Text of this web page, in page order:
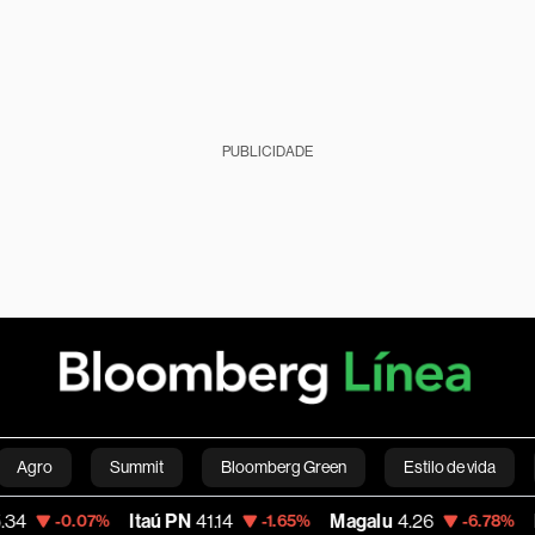
PUBLICIDADE
Agro Summit Bloomberg Green Estilo de vida
pessoais Viagens Internacional Brasil
Itaú PN 41.14 -1.65% Magalu 4.26 -6.78% Bitcoin